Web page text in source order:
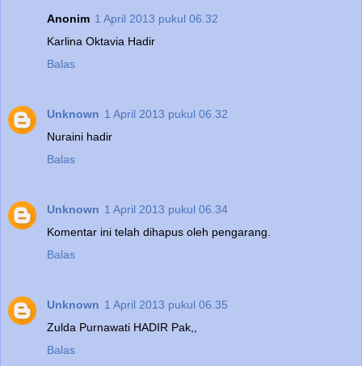
Anonim 1 April 2013 pukul 06.32
Karlina Oktavia Hadir
Balas
Unknown 1 April 2013 pukul 06.32
Nuraini hadir
Balas
Unknown 1 April 2013 pukul 06.34
Komentar ini telah dihapus oleh pengarang.
Balas
Unknown 1 April 2013 pukul 06.35
Zulda Purnawati HADIR Pak,,
Balas